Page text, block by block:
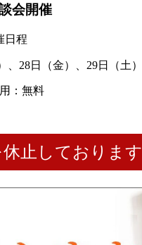
会開催
日程
28日（金）、29日（土）
：無料
止しております